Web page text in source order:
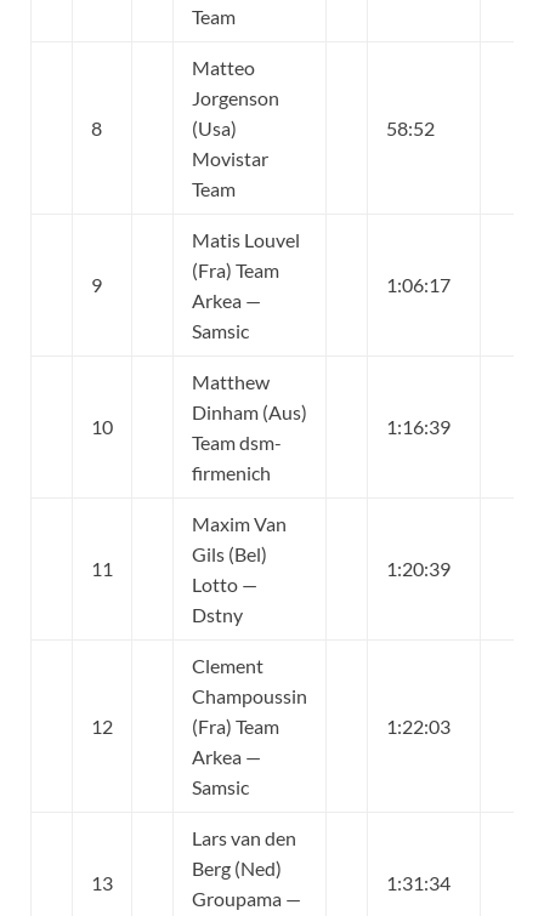
Team
8
Matteo
Jorgenson
(Usa)
Movistar
Team
58:52
9
Matis Louvel
(Fra) Team
Arkea —
Samsic
1:06:17
10
Matthew
Dinham (Aus)
Team dsm-
firmenich
1:16:39
11
Maxim Van
Gils (Bel)
Lotto —
Dstny
1:20:39
12
Clement
Champoussin
(Fra) Team
Arkea —
Samsic
1:22:03
13
Lars van den
Berg (Ned)
Groupama —
1:31:34